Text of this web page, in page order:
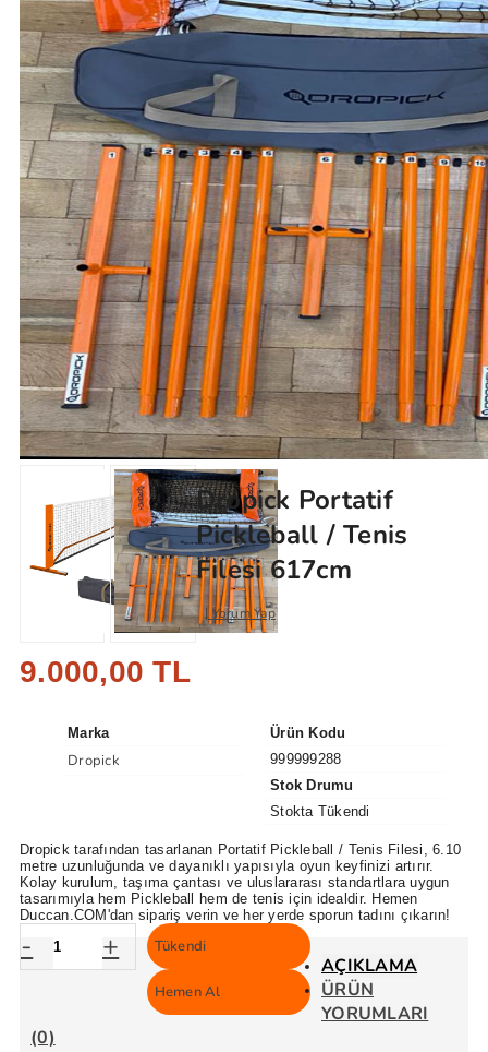
Dropick Portatif
Pickleball / Tenis
Filesi 617cm
Yorum Yap
9.000,00 TL
Marka
Dropick
Ürün Kodu
999999288
Stok Drumu
Stokta Tükendi
Dropick tarafından tasarlanan Portatif Pickleball / Tenis Filesi, 6.10
metre uzunluğunda ve dayanıklı yapısıyla oyun keyfinizi artırır.
Kolay kurulum, taşıma çantası ve uluslararası standartlara uygun
tasarımıyla hem Pickleball hem de tenis için idealdir. Hemen
Duccan.COM'dan sipariş verin ve her yerde sporun tadını çıkarın!
- + Tükendi
Hemen Al
AÇIKLAMA
ÜRÜN
YORUMLARI
(0)